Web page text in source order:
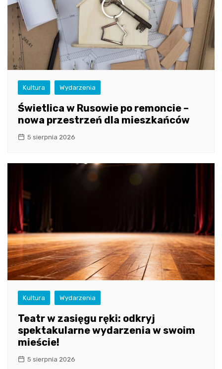
Kultura Wydarzenia
Świetlica w Rusowie po remoncie –
nowa przestrzeń dla mieszkańców
5 sierpnia 2026
Kultura Wydarzenia
Teatr w zasięgu ręki: odkryj
spektakularne wydarzenia w swoim
mieście!
5 sierpnia 2026